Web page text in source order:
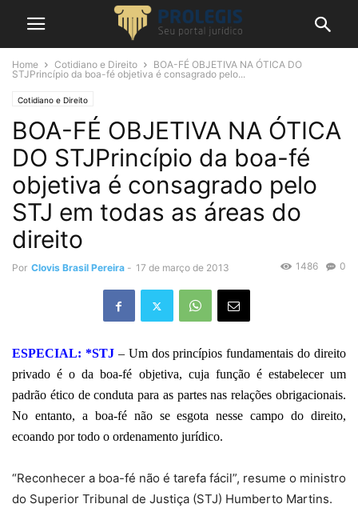
Home Cotidiano e Direito
BOA-FÉ OBJETIVA NA ÓTICA DO
STJPrincípio da boa-fé objetiva é consagrado pelo...
Cotidiano e Direito
BOA-FÉ OBJETIVA NA ÓTICA
DO STJPrincípio da boa-fé
objetiva é consagrado pelo
STJ em todas as áreas do
direito
Por Clovis Brasil Pereira - 17 de março de 2013 0
1486
ESPECIAL: *STJ– Um dos princípios fundamentais do direito
privado é o da boa-fé objetiva, cuja função é estabelecer um
padrão ético de conduta para as partes nas relações obrigacionais.
No entanto, a boa-fé não se esgota nesse campo do direito,
ecoando por todo o ordenamento jurídico.
“Reconhecer a boa-fé não é tarefa fácil”, resume o ministro
do Superior Tribunal de Justiça (STJ) Humberto Martins.